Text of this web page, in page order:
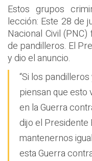
Estos grupos
lección: Este 28 de
Nacional Civil
de pandilleros. El
y dio el anuncio.
“Si los
piensan que esto
en la Guerra
dijo el Presidente
mantenernos
esta Guerra